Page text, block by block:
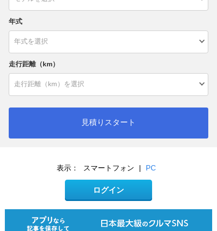
年式
走行距離（km）
見積りスタート
表示： スマートフォン | PC
ログイン